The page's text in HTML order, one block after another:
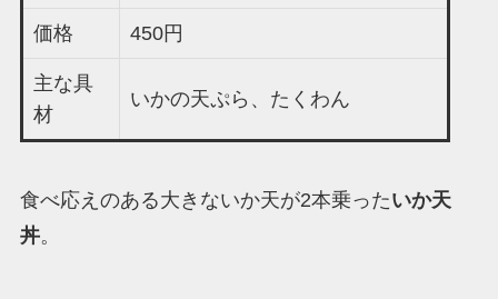
価格 450円
主な具
材
いかの天ぷら、たくわん
食べ応えのある大きないか天が2本乗ったいか天
丼。